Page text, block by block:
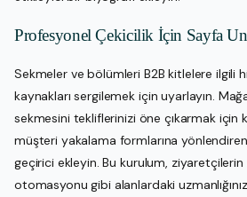
Profesyonel Çekicilik İçin Sayfa
Sekmeler ve bölümleri B2B kitlelere ilgili
kaynakları sergilemek için uyarlayın.
sekmesini tekliflerinizi öne çıkarmak için
müşteri yakalama formlarına
geçirici ekleyin. Bu kurulum, ziyaretçilerin
otomasyonu gibi alanlardaki uzmanlığınızı